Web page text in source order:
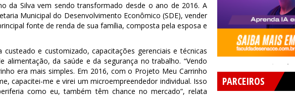
da Silva vem sendo transformado desde o ano de 2016. A
Municipal do Desenvolvimento Econômico (SDE), vender
fonte de renda de sua família, composta pela esposa e
e customizado, capacitações gerenciais e técnicas
da saúde e da segurança no trabalho. “Vendo
era mais simples. Em 2016, com o Projeto Meu Carrinho
capacitei-me e virei um microempreendedor individual. Isso
como eu, também têm chance no mercado”, relata
PARCEIROS